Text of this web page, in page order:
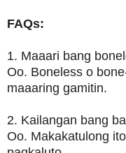
FAQs:
1. Maaari bang
Oo. Boneless o
maaaring gamitin.
2. Kailangan bang
Oo. Makakatulong